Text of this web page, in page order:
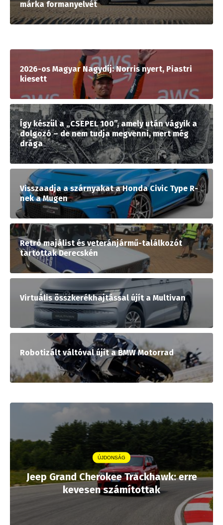
márka formanyelvét
2026-os Magyar Nagydíj: Norris nyert, Piastri
kiesett
Így készül a „CSEPEL 100”, amely után vágyik a
dolgozó – de nem tudja megvenni, mert még
drága
Visszaadja a szárnyakat a Honda Civic Type R-
nek a Mugen
Retró majálist és veteránjármű-találkozót
tartottak Derecskén
Virtuális összkerékhajtással újít a Multivan
Robotizált váltóval újít a BMW Motorrad
ÚJDONSÁG
Jeep Grand Cherokee Trackhawk: erre
kevesen számítottak